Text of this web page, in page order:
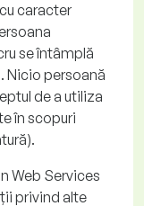
caracter
se întâmplă
Nicio persoană
de a utiliza
în scopuri
Web Services
privind alte